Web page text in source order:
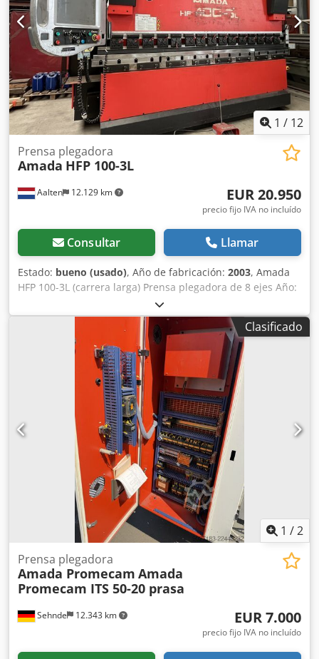
1 / 12
Aalten 12.129 km
Prensa plegadora
Amada HFP 100-3L
EUR 20.950
precio fijo IVA no incluído
Consultar Llamar
Estado: bueno (usado), Año de fabricación: 2003, Amada
HFP 100-3L (carrera larga) Prensa plegadora de 8 ejes Año:
2003 Tonelaje: 100 toneladas Máx. Longitud de curvatura:
3110 mm Carrera estándar: 350 mm Velocidad de
aproximación: 100 mm/seg. Velocidad de plegado: 10
mm/seg. Velocidad de retorno: 100 mm/seg. Peso: 7100
kilogramos Dimensiones Longitud de la máquina: 4498 mm
Ancho de la máquina: 2450 mm Ancho de haz: 60 mm
Distancia entre marcos laterales: 2705 mm Altura de la
máquina: 2860 mm Altura abierta: 620 mm Codpfx Aevn S I
Djpysrf Tipo de control CNC: AMNC Pantalla: pantalla táctil
Akas seguridad láser Ejes direccionales: 8 ejes, Y1, Y2, X1,
X2, R1, R2, Z1, Z2 Documentación disponible Sistema de
medición de ángulos Digipro Se suministra con 1 juego de
herramientas.
Clasificado
1 /2
Sehnde 12.343 km
Prensa plegadora
Amada Promecam Amada
Promecam ITS 50-20 prasa
EUR 7.000
precio fijo IVA no incluído